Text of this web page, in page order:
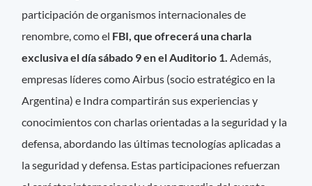
participación de organismos internacionales de
renombre, como el FBI, que ofrecerá una charla
exclusiva el día sábado 9 en el Auditorio 1.Además,
empresas líderes como Airbus (socio estratégico en la
Argentina) e Indra compartirán sus experiencias y
conocimientos con charlas orientadas a la seguridad y la
defensa, abordando las últimas tecnologías aplicadas a
la seguridad y defensa. Estas participaciones refuerzan